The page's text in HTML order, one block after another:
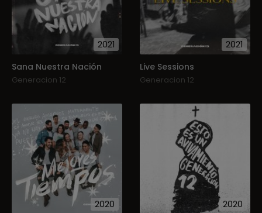
2021
Sana Nuestra Nación
Generacion 12
2021
Live Sessions
Generacion 12
2020
2020